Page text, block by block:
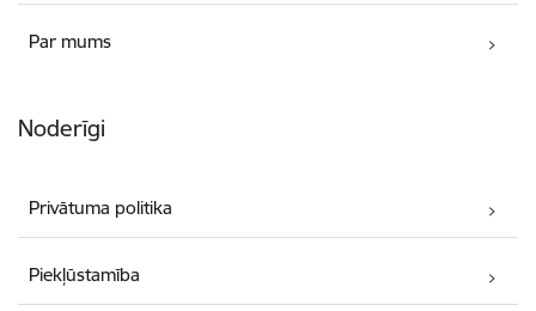
Par mums
Noderīgi
Privātuma politika
Piekļūstamība